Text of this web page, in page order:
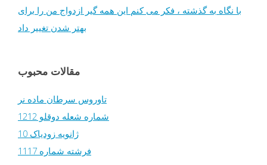
با نگاه به گذشته ، فکر می کنم این همه گیر ازدواج من را برای
بهتر شدن تغییر داد
مقالات محبوب
تاوروس سرطان ماده نر
شماره شعله دوقلو 1212
10 ژانویه زودیاک
فرشته شماره 1117